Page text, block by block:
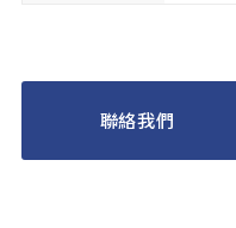
聯絡我們